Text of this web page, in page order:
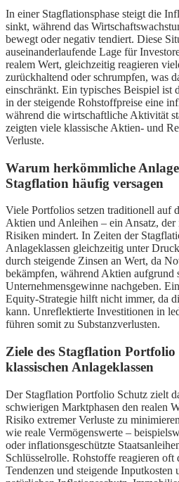
In einer Stagflationsphase steigt die
sinkt, während das
bewegt oder negativ tendiert. Diese
auseinanderlaufende Lage für
realem Wert, gleichzeitig reagieren
zurückhaltend oder schrumpfen, was
einschränkt. Ein typisches Beispiel ist
in der steigende Rohstoffpreise eine
während die wirtschaftliche Aktivität
zeigten viele klassische Aktien- und
Verluste.
Warum herkömmliche
Stagflation häufig versagen
Viele Portfolios setzen traditionell auf
Aktien und Anleihen – ein Ansatz,
Risiken mindert. In Zeiten der
Anlageklassen gleichzeitig unter
durch steigende Zinsen an Wert, da
bekämpfen, während Aktien aufgrund
Unternehmensgewinne nachgeben.
Equity-Strategie hilft nicht immer, da
kann. Unreflektierte Investitionen in
führen somit zu Substanzverlusten.
Ziele des Stagflation Portfolio
klassischen Anlageklassen
Der Stagflation Portfolio Schutz zielt
schwierigen Marktphasen den realen
Risiko extremer Verluste zu
wie reale Vermögenswerte –
oder inflationsgeschützte
Schlüsselrolle. Rohstoffe reagieren
Tendenzen und steigende Inputkosten